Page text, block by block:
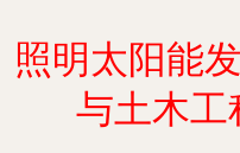
照明太阳能
与土木工